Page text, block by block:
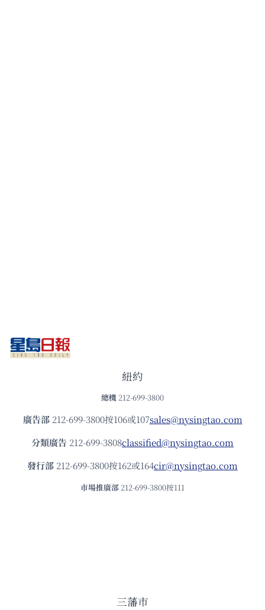
紐約
總機 212-699-3800
廣告部212-699-3800按106或107sales@nysingtao.com
分類廣告 212-699-3808classified@nysingtao.com
發⾏部 212-699-3800按162或164cir@nysingtao.com
市場推廣部 212-699-3800按111
三藩市